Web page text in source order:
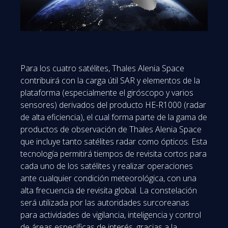
Para los cuatro satélites, Thales Alenia Space
contribuirá con la carga útil SAR y elementos de la
plataforma (especialmente el giróscopo y varios
sensores) derivados del producto HE-R1000 (radar
de alta eficiencia), el cual forma parte de la gama de
productos de observación de Thales Alenia Space
que incluye tanto satélites radar como ópticos. Esta
tecnología permitirá tiempos de revisita cortos para
cada uno de los satélites y realizar operaciones
ante cualquier condición meteorológica, con una
alta frecuencia de revisita global. La constelación
será utilizada por las autoridades surcoreanas
para actividades de vigilancia, inteligencia y control